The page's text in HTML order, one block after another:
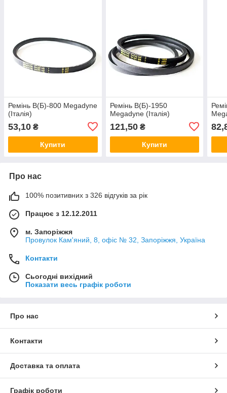
Ремінь В(Б)-800 Megadyne
(Італія)
53,10 ₴
Купити
Ремінь В(Б)-1950
Megadyne (Італія)
121,50₴
Купити
Про нас
100% позитивних з 326 відгуків за рік
Працює з 12.12.2011
м. Запоріжжя
Провулок Кам'яний, 8, офіс № 32, Запоріжжя, Україна
Контакти
Сьогодні вихідний
Показати весь графік роботи
Про нас
Контакти
Доставка та оплата
Графік роботи